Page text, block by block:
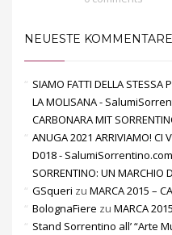
NEUESTE KOMMENTARE
SIAMO FATTI DELLA STESSA
LA MOLISANA -
CARBONARA MIT
ANUGA 2021 ARRIVIAMO! CI
D018 - SalumiSorrentino.com
SORRENTINO: UN MARCHIO
GSqueri zu MARCA 2015 –
BolognaFiere zu MARCA
Stand Sorrentino all’ “Arte